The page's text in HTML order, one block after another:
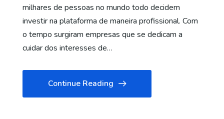
milhares de pessoas no mundo todo decidem
investir na plataforma de maneira profissional. Com
o tempo surgiram empresas que se dedicam a
cuidar dos interesses de…
Continue Reading